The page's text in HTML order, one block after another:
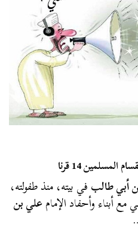
14 قرنا
أبي طالبفي بيته، منذ طفولته،
مع أبناء وأحفاد الإمامعلي بن